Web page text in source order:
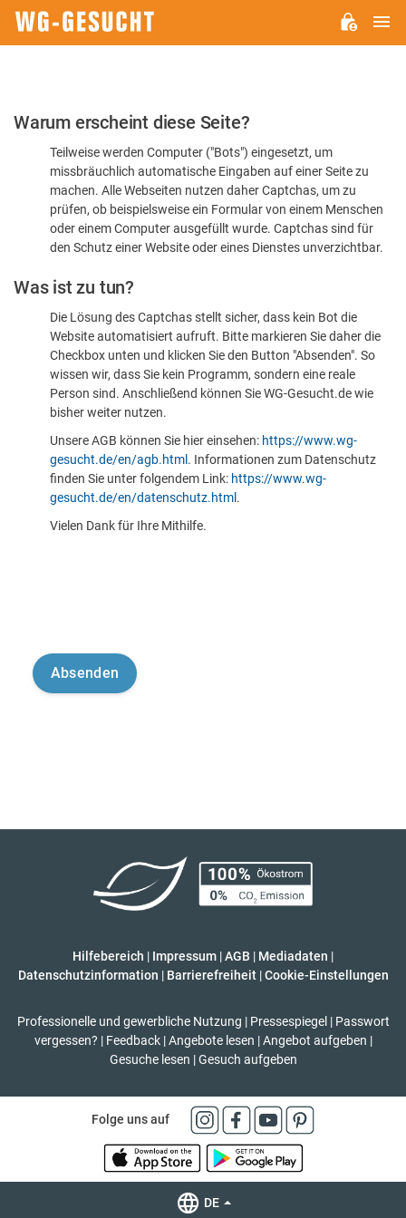
Bitte
dass
sind
Warum erscheint diese Seite?
Teilweise werden Computer ("Bots") eingesetzt, um
missbräuchlich automatische Eingaben auf einer Seite zu
machen. Alle Webseiten nutzen daher Captchas, um zu
prüfen, ob beispielsweise ein Formular von einem Menschen
oder einem Computer ausgefüllt wurde. Captchas sind für
den Schutz einer Website oder eines Dienstes unverzichtbar.
Was ist zu tun?
Die Lösung des Captchas stellt sicher, dass kein Bot die
Website automatisiert aufruft. Bitte markieren Sie daher die
Checkbox unten und klicken Sie den Button "Absenden". So
wissen wir, dass Sie kein Programm, sondern eine reale
Person sind. Anschließend können Sie WG-Gesucht.de wie
bisher weiter nutzen.
Unsere AGB können Sie hier einsehen: https://www.wg-
gesucht.de/en/agb.html . Informationen zum Datenschutz
finden Sie unter folgendem Link: https://www.wg-
gesucht.de/en/datenschutz.html .
Vielen Dank für Ihre Mithilfe.
Hilfebereich | Impressum |AGB | Mediadaten |
Datenschutzinformation | Barrierefreiheit | Cookie-Einstellungen
Professionelle und gewerbliche Nutzung | Pressespiegel | Passwort
vergessen? | Feedback | Angebote lesen | Angebot aufgeben |
Gesuche lesen | Gesuch aufgeben
Folge uns auf
DE